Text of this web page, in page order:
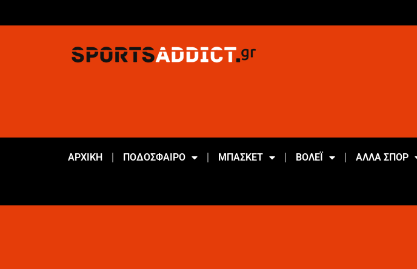
ΑΡΧΙΚΗ ΠΟΔΟΣΦΑΙΡΟ ΜΠΑΣΚΕΤ ΒΟΛΕΪ ΑΛΛΑ ΣΠΟΡ